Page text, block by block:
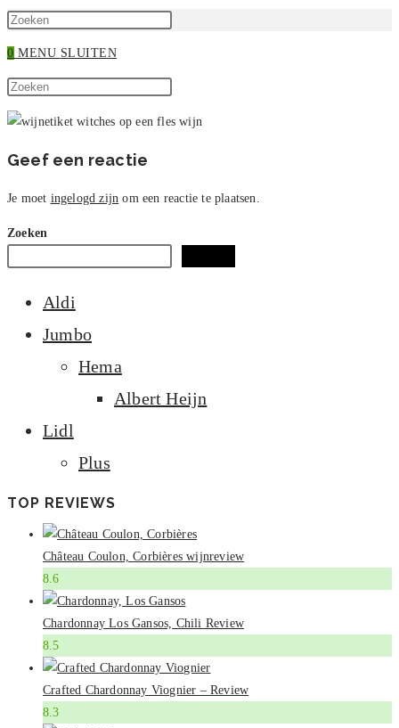
ZOEKEN
zoekpaneel
0 MENU SLUITEN
Zoek
op
site
Escape
zoekpaneel
sluiten.
Geef een reactie
Je moet ingelogd zijn om een reactie te plaatsen.
Zoeken
Aldi
Jumbo
Hema
Albert Heijn
Lidl
Plus
TOP REVIEWS
Château Coulon, Corbières wijnreview
8.6
Chardonnay Los Gansos, Chili Review
8.5
Crafted Chardonnay Viognier – Review
8.3